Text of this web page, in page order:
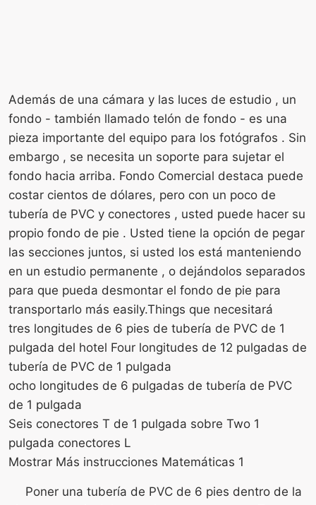
Además de una cámara y las luces de estudio , un
fondo - también llamado telón de fondo - es una
pieza importante del equipo para los fotógrafos . Sin
embargo , se necesita un soporte para sujetar el
fondo hacia arriba. Fondo Comercial destaca puede
costar cientos de dólares, pero con un poco de
tubería de PVC y conectores , usted puede hacer su
propio fondo de pie . Usted tiene la opción de pegar
las secciones juntos, si usted los está manteniendo
en un estudio permanente , o dejándolos separados
para que pueda desmontar el fondo de pie para
transportarlo más easily.Things que necesitará
tres longitudes de 6 pies de tubería de PVC de 1
pulgada del hotel Four longitudes de 12 pulgadas de
tubería de PVC de 1 pulgada
ocho longitudes de 6 pulgadas de tubería de PVC
de 1 pulgada
Seis conectores T de 1 pulgada sobre Two 1
pulgada conectores L
Mostrar Más instrucciones Matemáticas 1
Poner una tubería de PVC de 6 pies dentro de la